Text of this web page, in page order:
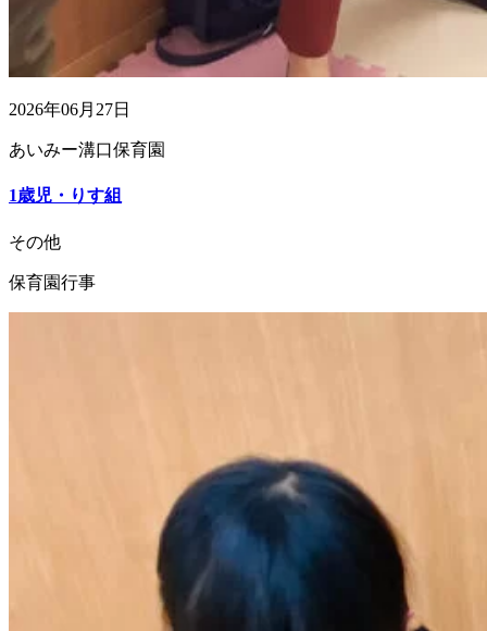
2026年06月27日
あいみー溝口保育園
1歳児・りす組
その他
保育園行事